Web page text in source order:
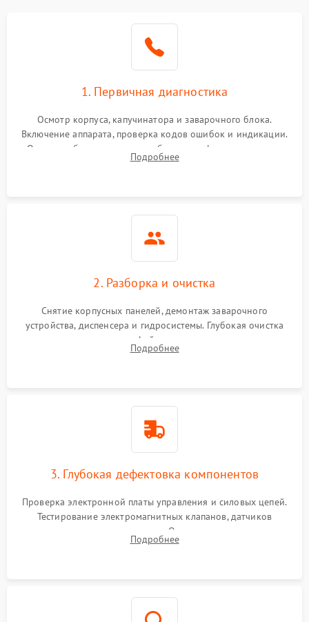
1. Первичная диагностика
Осмотр корпуса, капучинатора и заварочного блока.
Включение аппарата, проверка кодов ошибок и индикации.
Оценка работы помпы, термоблока и кофемолки на слух.
Измерение температуры и давления воды для выявления
Подробнее
2. Разборка и очистка
Снятие корпусных панелей, демонтаж заварочного
устройства, диспенсера и гидросистемы. Глубокая очистка
внутренних узлов от кофейных масел, жмыха и накипи.
Промывка дренажных каналов и фильтров с использованием
Подробнее
3. Глубокая дефектовка компонентов
Проверка электронной платы управления и силовых цепей.
Тестирование электромагнитных клапанов, датчиков
температуры и расходомера. Оценка степени износа
жерновов кофемолки, уплотнительных колец гидросистемы
Подробнее